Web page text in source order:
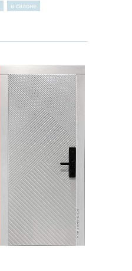
в салоне